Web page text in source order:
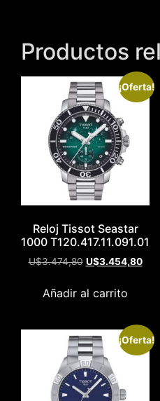
Productos
¡Oferta!
Reloj Tissot Seastar
1000 T120.417.11.091.01
U$3.474,80 U$3.454,80
Añadir al carrito
¡Oferta!